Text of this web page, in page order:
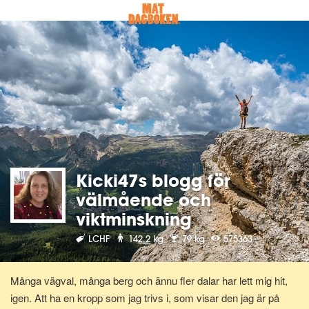
Kicki47s blogg för
välmående och
viktminskning
LCHF 142.2 kg 79 kg 575363
Många vägval, många berg och ännu fler dalar har lett mig hit,
igen. Att ha en kropp som jag trivs i, som visar den jag är på